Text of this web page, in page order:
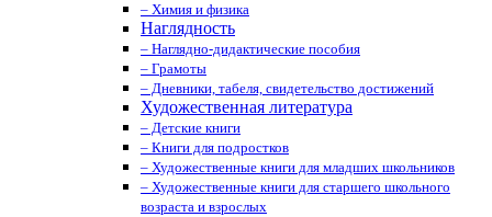
– Химия и физика
Наглядность
– Наглядно-дидактические пособия
– Грамоты
– Дневники, табеля, свидетельство достижений
Художественная литература
– Детские книги
– Книги для подростков
– Художественные книги для младших школьников
– Художественные книги для старшего школьного
возраста и взрослых